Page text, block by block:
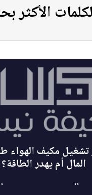
الأكثر
مكيف الهواء
المال أم يهدر الطاقة؟
..